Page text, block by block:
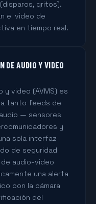
gritos).
el video de
en tiempo real.
DE AUDIO Y VIDEO
y video (AVMS) es
tanto feeds de
— sensores
y
sola interfaz
de seguridad
audio-video
una alerta
con la cámara
del